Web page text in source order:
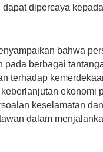
dapat dipercaya
bahwa
pada berbagai
terhadap
ekonomi
keselamatan dan
dalam